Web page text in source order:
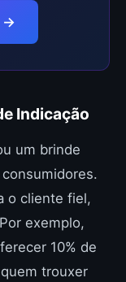
→
Indicação
um brinde
o cliente fiel,
exemplo,
10% de
trouxer